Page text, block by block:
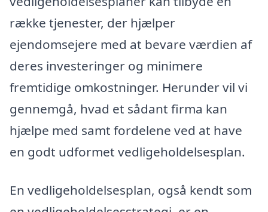
række tjenester, der hjælper
ejendomsejere med at bevare værdien af
deres investeringer og minimere
fremtidige omkostninger. Herunder vil vi
gennemgå, hvad et sådant firma kan
hjælpe med samt fordelene ved at have
en godt udformet vedligeholdelsesplan.
En vedligeholdelsesplan, også kendt som